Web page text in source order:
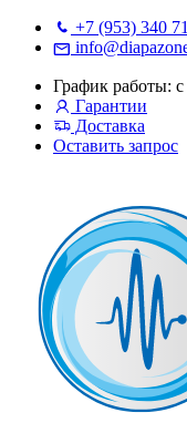
+7 (953) 340
График работы:
Гарантии
Доставка
Оставить запрос